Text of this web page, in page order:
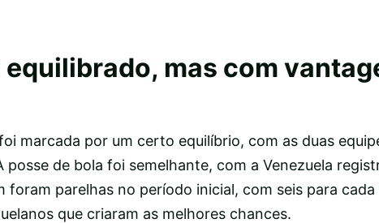
mas com
marcada por um certo equilíbrio, com as duas
de bola foi semelhante, com a Venezuela
foram parelhas no período inicial, com seis para cada
que criaram as melhores chances.